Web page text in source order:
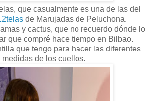
que casualmente es una de las del
de Marujadas de Peluchona.
y cactus, que no recuerdo dónde lo
que compré hace tiempo en Bilbao.
que tengo para hacer las diferentes
medidas de los cuellos.